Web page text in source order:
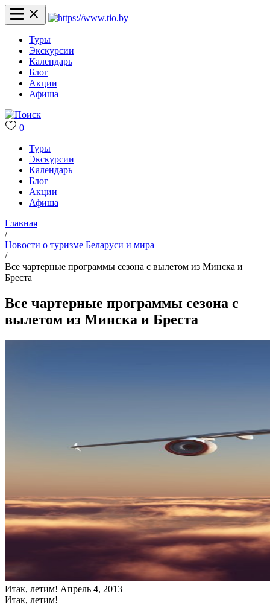
Туры
Экскурсии
Календарь
Блог
Акции
Афиша
0
Туры
Экскурсии
Календарь
Блог
Акции
Афиша
Главная
/
Новости о туризме Беларуси и мира
/
Все чартерные программы сезона с вылетом из Минска и
Бреста
Все чартерные программы сезона с
вылетом из Минска и Бреста
Итак, летим! Апрель 4, 2013
Итак, летим!